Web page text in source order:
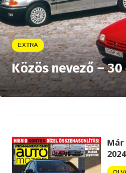
EXTRA
Közös nevező – 30